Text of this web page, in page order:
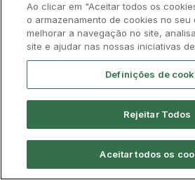
Ao clicar em "Aceitar todos os
o armazenamento de cookies no seu
melhorar a navegação no site,
site e ajudar nas nossas iniciativas
Definições de
Rejeitar Todos
Aceitar todos os